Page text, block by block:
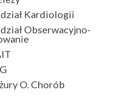
Kardiologii
Obserwacyjno-
O. Chorób